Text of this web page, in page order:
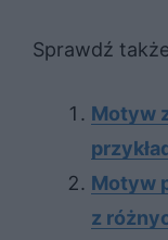
Sprawdź
Motyw
Motyw
z